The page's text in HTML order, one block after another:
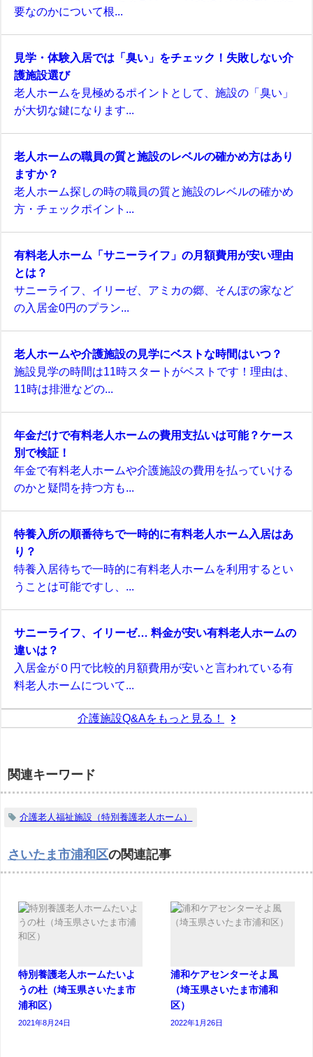
要なのかについて根...
見学・体験入居では「臭い」をチェック！失敗しない介
護施設選び
老人ホームを見極めるポイントとして、施設の「臭い」
が大切な鍵になります...
老人ホームの職員の質と施設のレベルの確かめ方はあり
ますか？
老人ホーム探しの時の職員の質と施設のレベルの確かめ
方・チェックポイント...
有料老人ホーム「サニーライフ」の月額費用が安い理由
とは？
サニーライフ、イリーゼ、アミカの郷、そんぽの家など
の入居金0円のプラン...
老人ホームや介護施設の見学にベストな時間はいつ？
施設見学の時間は11時スタートがベストです！理由は、
11時は排泄などの...
年金だけで有料老人ホームの費用支払いは可能？ケース
別で検証！
年金で有料老人ホームや介護施設の費用を払っていける
のかと疑問を持つ方も...
特養入所の順番待ちで一時的に有料老人ホーム入居はあ
り？
特養入居待ちで一時的に有料老人ホームを利用するとい
うことは可能ですし、...
サニーライフ、イリーゼ… 料金が安い有料老人ホームの
違いは？
入居金が０円で比較的月額費用が安いと言われている有
料老人ホームについて...
介護施設Q&Aをもっと見る！
関連キーワード
介護老人福祉施設（特別養護老人ホーム）
さいたま市浦和区の関連記事
特別養護老人ホームたいよ
うの杜（埼玉県さいたま市
浦和区）
2021年8月24日
浦和ケアセンターそよ風
（埼玉県さいたま市浦和
区）
2022年1月26日